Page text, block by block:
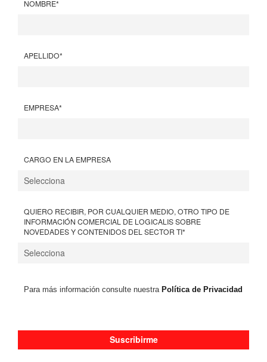
NOMBRE*
APELLIDO*
EMPRESA*
CARGO EN LA EMPRESA
QUIERO RECIBIR, POR CUALQUIER MEDIO, OTRO TIPO DE
INFORMACIÓN COMERCIAL DE LOGICALIS SOBRE
NOVEDADES Y CONTENIDOS DEL SECTOR TI*
Para más información consulte nuestraPolítica de Privacidad